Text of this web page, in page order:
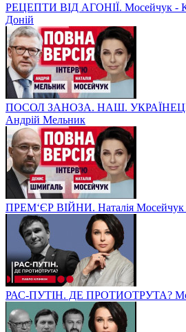
РЕЦЕПТИ ВІД АГОНІЇ. Мосейчук -
Доній
ПОСОЛ ЗАНОЗА. НАШ. УКРАЇНЕЦЬ.
Андрій Мельник
ПРЕМ‘ЄР ВІЙНИ. Наталія
РАС-ПУТІН. ДЕ ПРОТИОТРУТА?